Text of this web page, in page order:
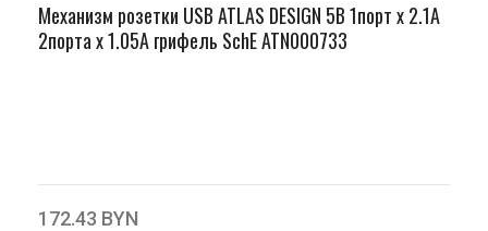
Механизм розетки USB ATLAS DESIGN 5В 1порт х 2.1А
2порта х 1.05А грифель SchE ATN000733
172.43 BYN